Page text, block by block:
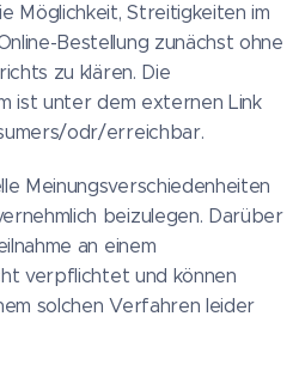
Möglichkeit, Streitigkeiten im
Bestellung zunächst ohne
zu klären. Die
ist unter dem externen Link
odr/erreichbar.
Meinungsverschiedenheiten
beizulegen. Darüber
an einem
verpflichtet und können
solchen Verfahren leider